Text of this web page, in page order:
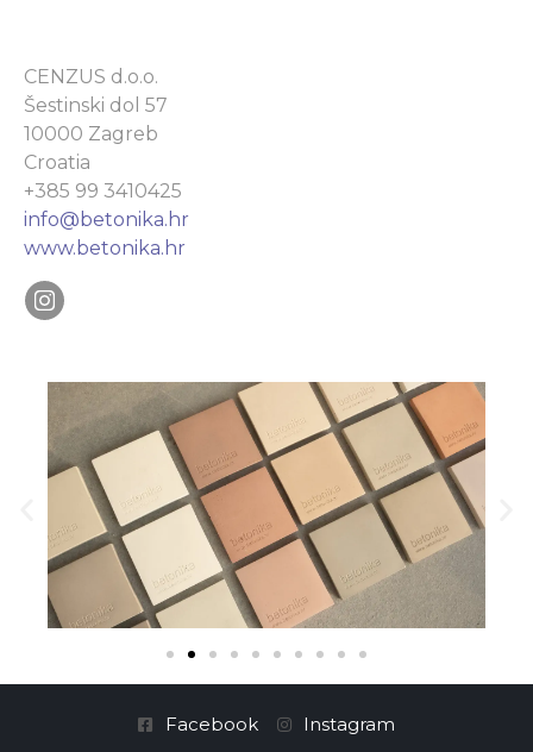
CENZUS d.o.o.
Šestinski dol 57
10000 Zagreb
Croatia
+385 99 3410425
info@betonika.hr
www.betonika.hr
Facebook Instagram